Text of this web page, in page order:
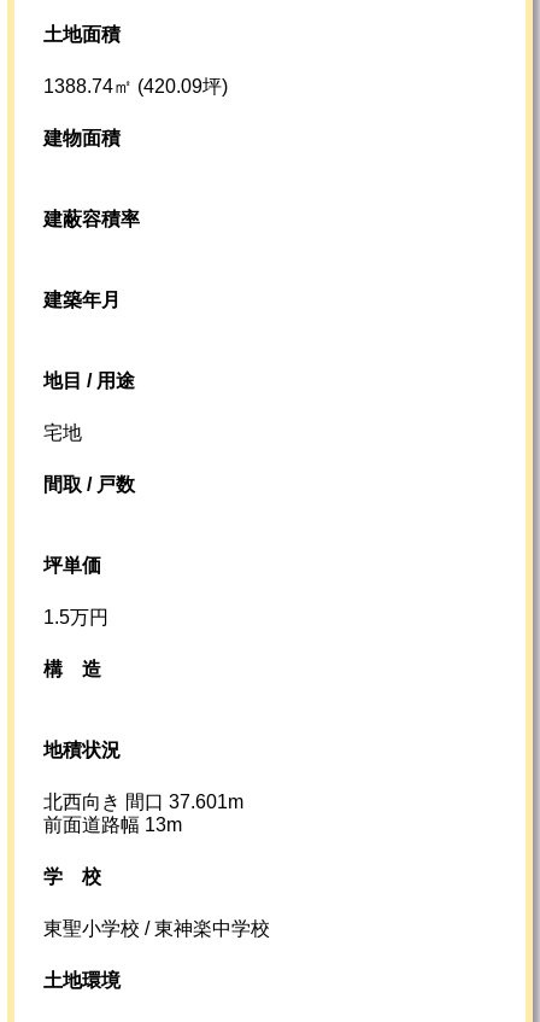
土地面積
1388.74㎡ (420.09坪)
建物面積
建蔽容積率
建築年月
地目 / 用途
宅地
間取 / 戸数
坪単価
1.5万円
構造
地積状況
北西向き 間口 37.601m
前面道路幅 13m
学校
東聖小学校 / 東神楽中学校
土地環境